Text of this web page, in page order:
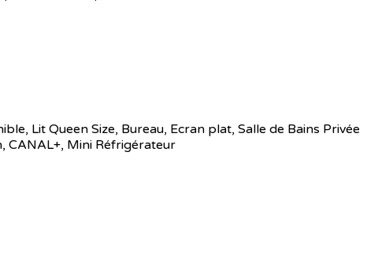
, Lit Queen Size, Bureau, Ecran plat, Salle de Bains Privée
, CANAL+, Mini Réfrigérateur